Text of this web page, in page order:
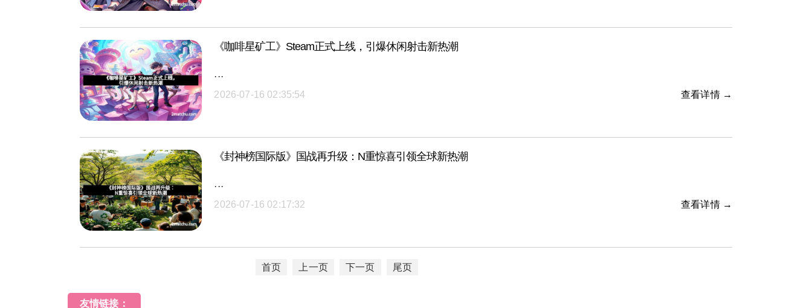
《咖啡星矿工》Steam正式上线，引爆休闲射击新热潮
···
2026-07-16 02:35:54
查看详情 →
《封神榜国际版》国战再升级：N重惊喜引领全球新热潮
···
2026-07-16 02:17:32
查看详情 →
首页 上一页 下一页 尾页
友情链接：